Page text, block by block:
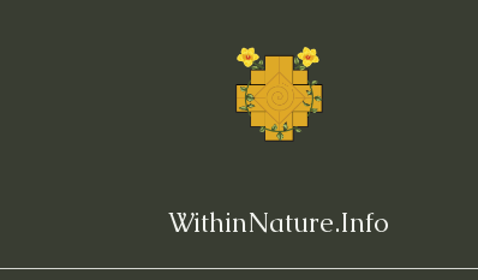
WithinNature.Info